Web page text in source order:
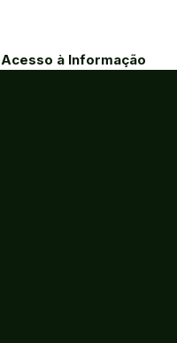
Acesso à Informação